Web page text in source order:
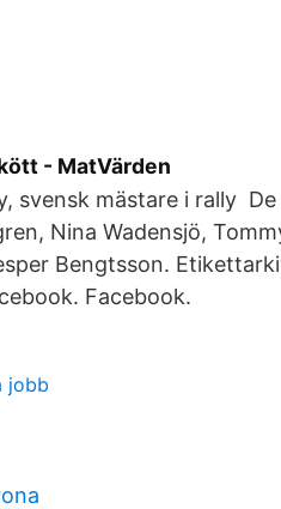
- MatVärden
svensk mästare i rally
Nina Wadensjö,
Bengtsson.
Facebook.
jobb